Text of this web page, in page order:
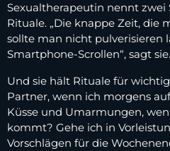
Sexualtherapeutin nennt zwei
Rituale. „Die knappe Zeit, die
sollte man nicht pulverisieren
Smartphone-Scrollen“, sagt sie.
Und sie hält Rituale für
Partner, wenn ich morgens
Küsse und Umarmungen,
kommt? Gehe ich in
Vorschlägen für die